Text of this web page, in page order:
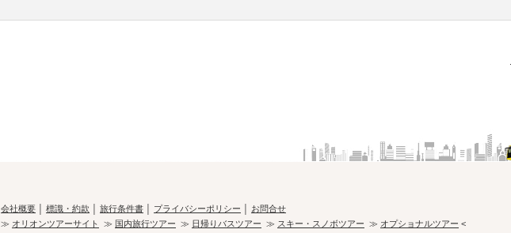
会社概要 標識・約款 旅行条件書 プライバシーポリシー
お問合せ
≫ オリオンツアーサイト ≫ 国内旅行ツアー ≫ 日帰りバスツアー ≫ スキー・スノボツアー ≫ オプショナルツアー <